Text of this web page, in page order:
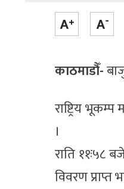
काठमाडौँ-
राष्ट्रिय
।
राति ११ः५८
विवरण प्राप्त